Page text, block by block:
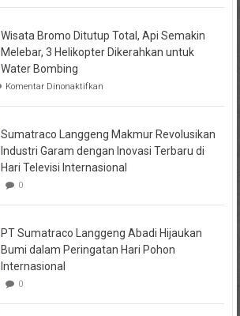
Wisata Bromo Ditutup Total, Api Semakin
Melebar, 3 Helikopter Dikerahkan untuk
Water Bombing
Komentar Dinonaktifkanpada
Bromo
Total,
Melebar,
Water
Bombing
Sumatraco Langgeng Makmur Revolusikan
Industri Garam dengan Inovasi Terbaru di
Hari Televisi Internasional
0
PT Sumatraco Langgeng Abadi Hijaukan
Bumi dalam Peringatan Hari Pohon
Internasional
0